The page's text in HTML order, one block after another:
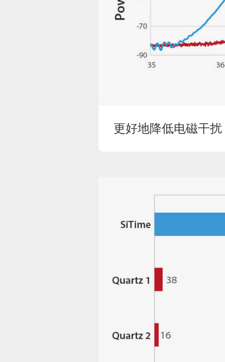
更好地降低电磁干扰